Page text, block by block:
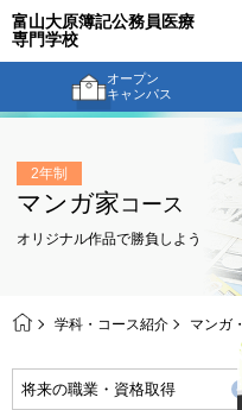
富山大原簿記公務員医療
専門学校
オープン
キャンパス
2年制
マンガ家コース
オリジナル作品で勝負しよう
学科・コース紹介 マンガ
将来の職業・資格取得